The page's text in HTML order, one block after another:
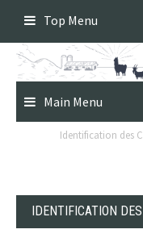
content
Top Menu
Main Menu
Identification des
IDENTIFICATION